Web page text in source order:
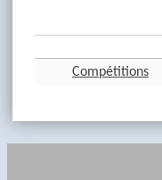
Compétitions